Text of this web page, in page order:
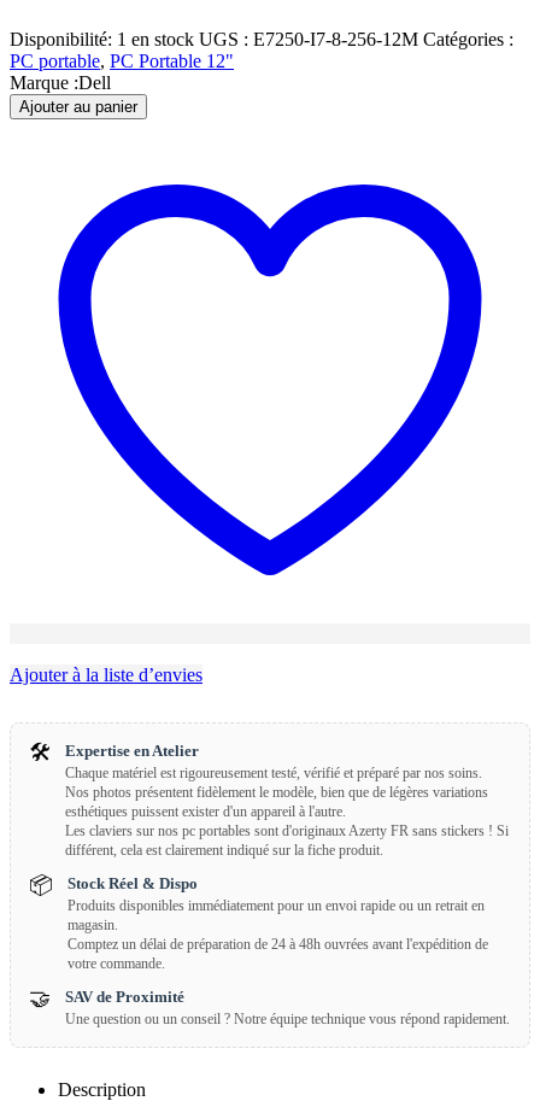
Disponibilité: 1 en stock UGS : E7250-I7-8-256-12M Catégories :
PC portable, PC Portable 12"
Marque :Dell
Ajouter au panier
Ajouter à la liste d’envies
🛠️ Expertise en Atelier
Chaque matériel est rigoureusement testé, vérifié et préparé par nos soins.
Nos photos présentent fidèlement le modèle, bien que de légères variations
esthétiques puissent exister d'un appareil à l'autre.
Les claviers sur nos pc portables sont d'originaux Azerty FR sans stickers ! Si
différent, cela est clairement indiqué sur la fiche produit.
📦 Stock Réel & Dispo
Produits disponibles immédiatement pour un envoi rapide ou un retrait en
magasin.
Comptez un délai de préparation de 24 à 48h ouvrées avant l'expédition de
votre commande.
🤝 SAV de Proximité
Une question ou un conseil ? Notre équipe technique vous répond rapidement.
Description